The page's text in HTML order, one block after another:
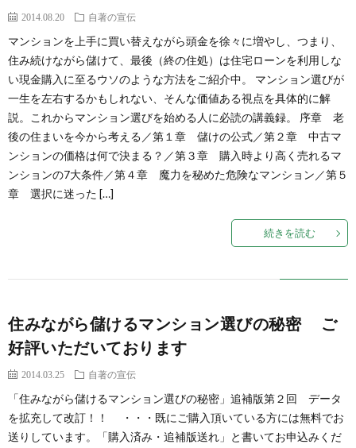
2014.08.20 自著の宣伝
マンションを上手に買い替えながら頭金を徐々に増やし、つまり、
住み続けながら儲けて、最後（終の住処）は住宅ローンを利用しな
い現金購入に至るウソのような方法をご紹介中。 マンション選びが
一生を左右するかもしれない、そんな価値ある視点を具体的に解
説。これからマンション選びを始める人に必読の講義録。 序章 老
後の住まいを今から考える／第１章 儲けの公式／第２章 中古マ
ンションの価格は何で決まる？／第３章 購入時より高く売れるマ
ンションの7大条件／第４章 魔力を秘めた危険なマンション／第５
章 選択に迷った […]
続きを読む
住みながら儲けるマンション選びの秘密 ご
好評いただいております
2014.03.25 自著の宣伝
「住みながら儲けるマンション選びの秘密」追補版第２回 データ
を拡充して改訂！！ ・・・既にご購入頂いている方には無料でお
送りしています。「購入済み・追補版送れ」と書いてお申込みくだ